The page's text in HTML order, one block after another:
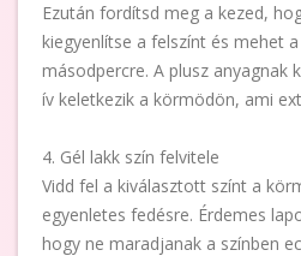
Ezután fordítsd meg a kezed,
kiegyenlítse a felszínt és mehet
másodpercre. A plusz anyagnak
ív keletkezik a körmödön, ami
4. Gél lakk szín felvitele
Vidd fel a kiválasztott színt a
egyenletes fedésre. Érdemes
hogy ne maradjanak a színben